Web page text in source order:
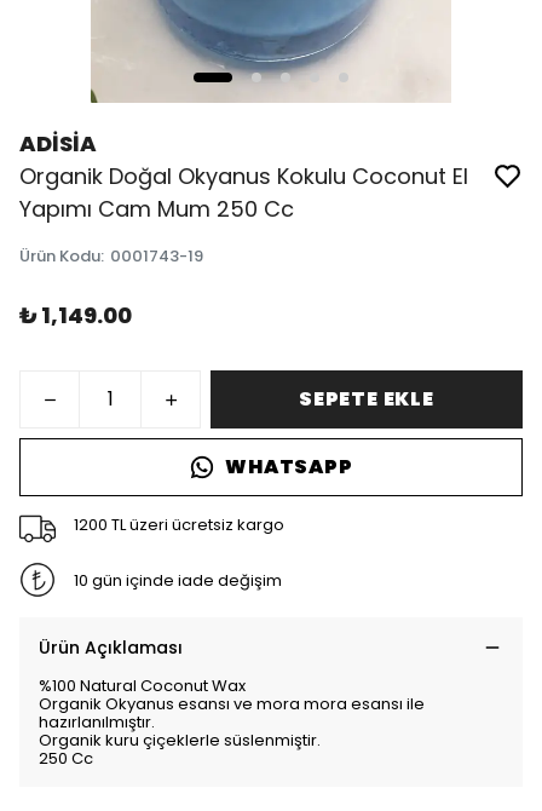
ADİSİA
Organik Doğal Okyanus Kokulu Coconut El
Yapımı Cam Mum 250 Cc
Ürün Kodu: 0001743-19
₺ 1,149.00
SEPETE EKLE
WHATSAPP
1200 TL üzeri ücretsiz kargo
10 gün içinde iade değişim
Ürün Açıklaması
%100 Natural Coconut Wax
Organik Okyanus esansı ve mora mora esansı ile
hazırlanılmıştır.
Organik kuru çiçeklerle süslenmiştir.
250 Cc